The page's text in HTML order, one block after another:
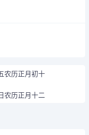
农历正月初十
农历正月十二